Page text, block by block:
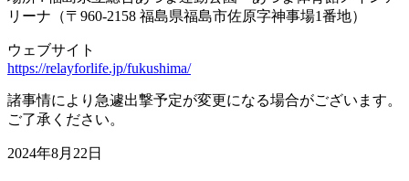
リーナ（〒960-2158 福島県福島市佐原字神事場1番地）
ウェブサイト
https://relayforlife.jp/fukushima/
諸事情により急遽出撃予定が変更になる場合がございます。
ご了承ください。
2024年8月22日